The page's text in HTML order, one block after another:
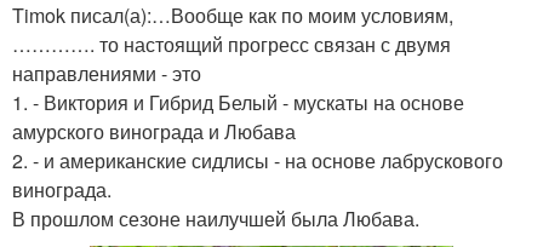
Timok писал(а):…Вообще как по моим условиям,
…………. то настоящий прогресс связан с двумя
направлениями - это
1. - Виктория и Гибрид Белый - мускаты на основе
амурского винограда и Любава
2. - и американские сидлисы - на основе лабрускового
винограда.
В прошлом сезоне наилучшей была Любава.